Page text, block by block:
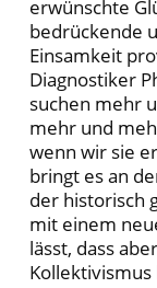
erwünschte
bedrückende
Einsamkeit
Diagnostiker
suchen mehr
mehr und
wenn wir sie
bringt es an
der historisch
mit einem
lässt, dass